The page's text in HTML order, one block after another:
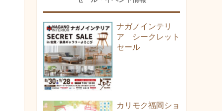
ナガノインテリ
ア シークレット
セール
カリモク福岡ショ